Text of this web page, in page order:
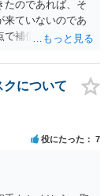
来商標権者に入る
そのような問題は
たのであれば、そ
来ていないのであ
で補償の必要はあ
することになるで
について
役にたった 7